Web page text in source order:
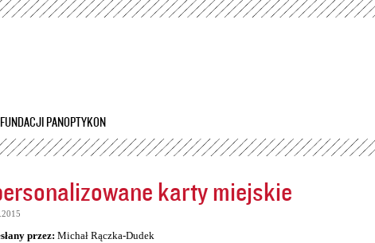
Przejdź
PANOPTYKON
karty miejskie
przez: Michał Rączka-Dudek